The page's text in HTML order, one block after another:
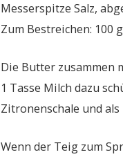
Messerspitze Salz,
Zum Bestreichen: 100
Die Butter zusammen
1 Tasse Milch dazu
Zitronenschale und
Wenn der Teig zum